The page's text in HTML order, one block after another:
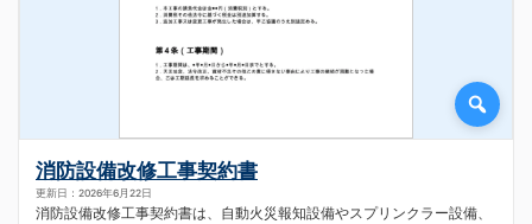
消防設備改修工事契約書
更新日：2026年6月22日
消防設備改修工事契約書は、自動火災報知設備やスプリンクラー設備、